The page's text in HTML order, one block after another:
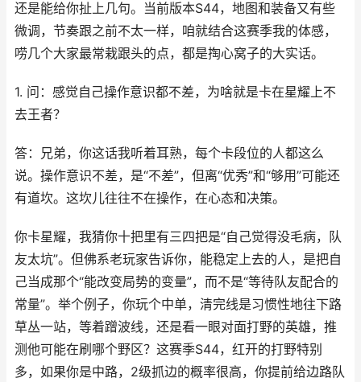
还是能给你扯上几句。当前版本S44，地图和装备又有些
微调，节奏跟之前不太一样，咱就结合这赛季我的体感，
唠几个大家最常栽跟头的点，都是掏心窝子的大实话。
1. 问：感觉自己操作意识都不差，为啥就是卡在星耀上不
去王者？
答：兄弟，你这话我听着耳熟，每个卡段位的人都这么
说。操作意识不差，是“不差”，但离“优秀”和“够用”可能还
有道坎。这坎儿往往不在操作，在心态和决策。
你卡星耀，我猜你十把里有三四把是“自己觉得没毛病，队
友太坑”。但佛系老玩家告诉你，能稳定上去的人，是把自
己当成那个“能改变局势的变量”，而不是“等待队友配合的
常量”。举个例子，你玩个中单，清完线是习惯性地往下路
草丛一站，等着蹭波线，还是看一眼对面打野的英雄，推
测他可能在刷哪个野区？这赛季S44，红开的打野特别
多，如果你是中路，2级抓边的概率很高，你提前给边路队